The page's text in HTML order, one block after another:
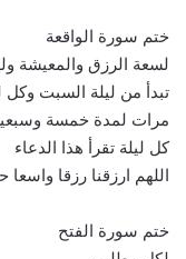
ختم سورة الواقعة
لسعة الرزق والمعيشة
تبدأ من ليلة السبت وكل
مرات لمدة خمسة
كل ليلة تقرأ هذا الدعاء
اللهم ارزقنا رزقا واسعا
ختم سورة الفتح